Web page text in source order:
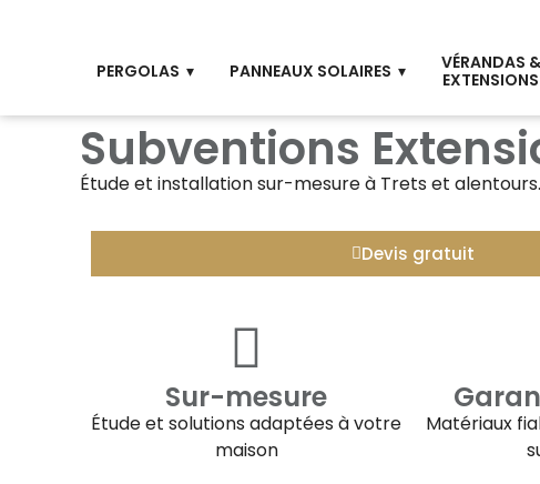
PERGOLAS PANNEAUX SOLAIRES
VÉRANDAS &
EXTENSIONS
Subventions
Étude et installation sur-mesure à Trets et
Devis gratuit
Sur-mesure
Étude et solutions adaptées à votre
maison
Matériaux